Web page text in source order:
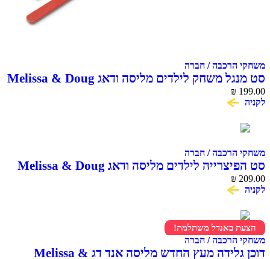
משחקי הרכבה / חברה
סט מנגל משחק לילדים מליסה ודאג Melissa & Doug
₪ 199.00
לקניה
משחקי הרכבה / חברה
סט הפיצרייה לילדים מליסה ודאג Melissa & Doug
₪ 209.00
לקניה
הצעת באנדל משתלמת!
משחקי הרכבה / חברה
דוכן גלידה מעץ החדש מליסה אנד דג Melissa &